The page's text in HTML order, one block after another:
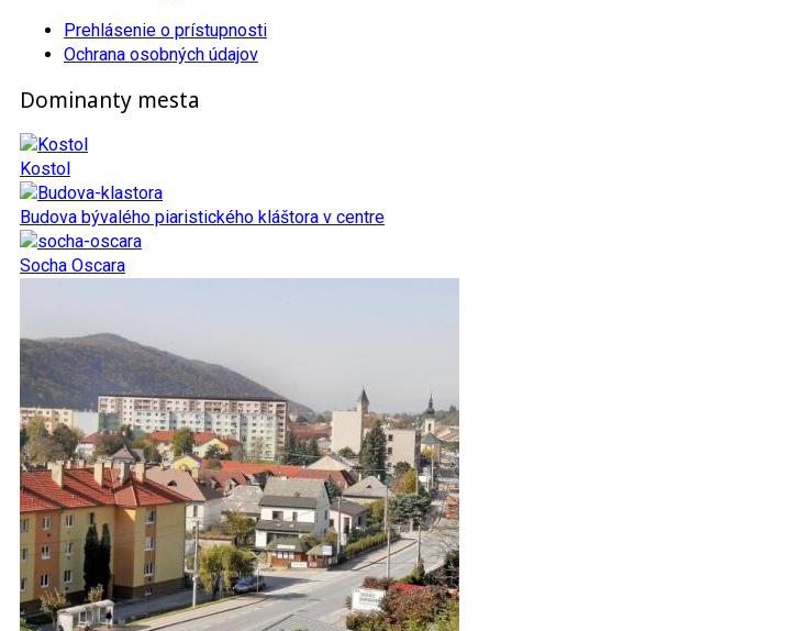
Prehlásenie o prístupnosti
Ochrana osobných údajov
Dominanty mesta
Kostol
Budova bývalého piaristického kláštora v centre
Socha Oscara